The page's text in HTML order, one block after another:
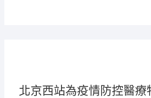
北京西站為疫情防控醫療